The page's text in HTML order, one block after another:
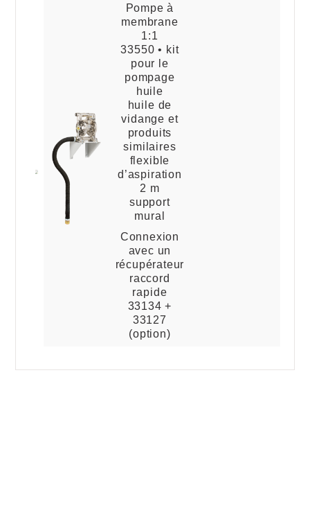
Pompe à
membrane
1:1
33550 • kit
pour le
pompage
huile
huile de
vidange et
produits
similaires
flexible
d’aspiration
2 m
support
mural
Connexion
avec un
récupérateur
raccord
rapide
33134 +
33127
(option)